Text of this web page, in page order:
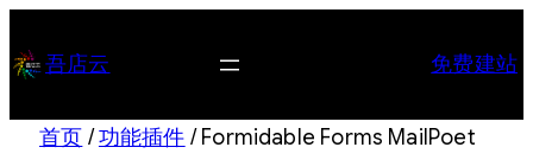
至 吾店云 免费建站
首页 /功能插件 / Formidable Forms MailPoet